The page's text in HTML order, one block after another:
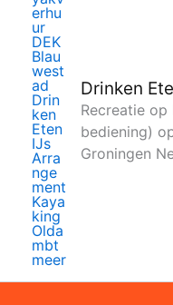
Drinken
Recreatie
bediening)
Groningen